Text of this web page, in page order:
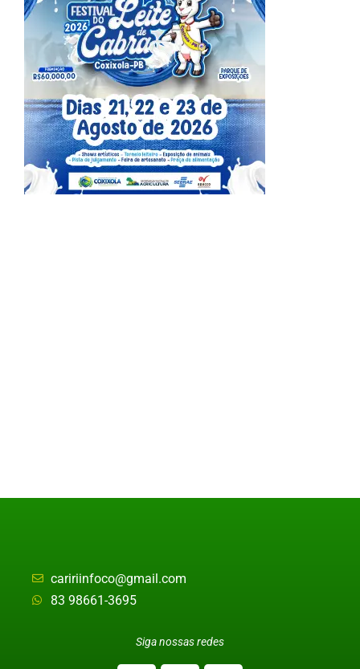
caririinfoco@gmail.com
83 98661-3695
Siga nossas redes